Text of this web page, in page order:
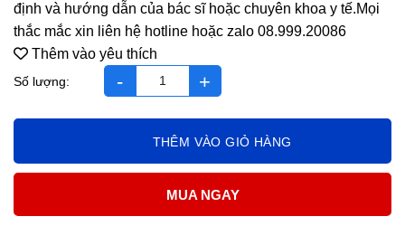
dưỡng khớp hộp 2 vỉ*10 viên số lượng
THÊM VÀO GIỎ HÀNG
MUA NGAY
định và hướng dẫn của bác sĩ hoặc chuyên khoa y tế.Mọi
thắc mắc xin liên hệ hotline hoặc zalo 08.999.20086
Thêm vào yêu thích